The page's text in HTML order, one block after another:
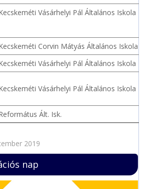
Vásárhelyi Pál Általános Iskola
Corvin Mátyás Általános Iskola
Vásárhelyi Pál Általános Iskola
Vásárhelyi Pál Általános Iskola
Ált. Isk.
2019
nap